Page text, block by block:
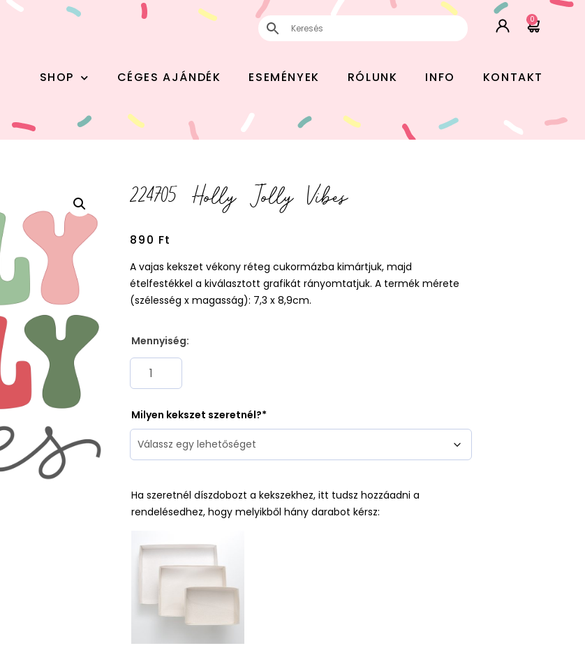
0
SHOP CÉGES AJÁNDÉK ESEMÉNYEK RÓLUNK INFO KONTAKT
224705 Holly Jolly Vibes
890 Ft
A vajas kekszet vékony réteg cukormázba kimártjuk, majd
ételfestékkel a kiválasztott grafikát rányomtatjuk. A termék mérete
(szélesség x magasság): 7,3 x 8,9cm.
Mennyiség:
Milyen kekszet szeretnél?
Ha szeretnél díszdobozt a kekszekhez, itt tudsz hozzáadni a
rendelésedhez, hogy melyikből hány darabot kérsz: